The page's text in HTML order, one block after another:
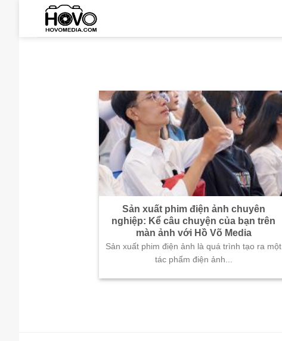
content
Sản xuất phim điện ảnh chuyên
nghiệp: Kể câu chuyện của bạn trên
màn ảnh với Hồ Võ Media
Sản xuất phim điện ảnh là quá trình tạo ra một
tác phẩm điện ảnh...